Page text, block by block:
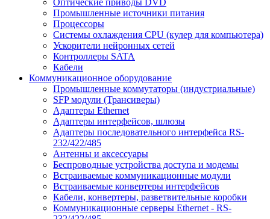
Оптические приводы DVD
Промышленные источники питания
Процессоры
Системы охлаждения CPU (кулер для компьютера)
Ускорители нейронных сетей
Контроллеры SATA
Кабели
Коммуникационное оборудование
Промышленные коммутаторы (индустриальные)
SFP модули (Трансиверы)
Адаптеры Ethernet
Адаптеры интерфейсов, шлюзы
Адаптеры последовательного интерфейса RS-
232/422/485
Антенны и аксессуары
Беспроводные устройства доступа и модемы
Встраиваемые коммуникационные модули
Встраиваемые конвертеры интерфейсов
Кабели, конвертеры, разветвительные коробки
Коммуникационные серверы Ethernet - RS-